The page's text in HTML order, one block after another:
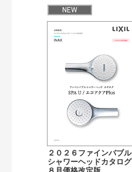
NEW
２０２６ファインバブル
シャワーヘッドカタログ